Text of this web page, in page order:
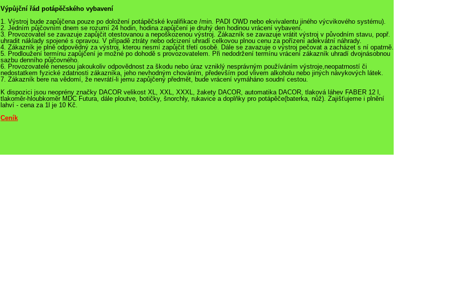
Výpůjční řád potápěčského vybavení
1. Výstroj bude zapůjčena pouze po doložení potápěčské kvalifikace /min. PADI OWD nebo ekvivalentu jiného výcvikového systému).
2. Jedním půjčovním dnem se rozumí 24 hodin, hodina zapůjčení je druhý den hodinou vrácení vybavení.
3. Provozovatel se zavazuje zapůjčit otestovanou a nepoškozenou výstroj. Zákazník se zavazuje vrátit výstroj v původním stavu, popř.
uhradit náklady spojené s opravou. V případě ztráty nebo odcizení uhradí celkovou plnou cenu za pořízení adekvátní náhrady.
4. Zákazník je plně odpovědný za výstroj, kterou nesmí zapůjčit třetí osobě. Dále se zavazuje o výstroj pečovat a zacházet s ní opatrně.
5. Prodloužení termínu zapůjčení je možné po dohodě s provozovatelem. Při nedodržení termínu vrácení zákazník uhradí dvojnásobnou
sazbu denního půjčovného.
6. Provozovatelé nenesou jakoukoliv odpovědnost za škodu nebo úraz vzniklý nesprávným používáním výstroje,neopatrností či
nedostatkem fyzické zdatnosti zákazníka, jeho nevhodným chováním, především pod vlivem alkoholu nebo jiných návykových látek.
7. Zákazník bere na vědomí, že nevrátí-li jemu zapůjčený předmět, bude vrácení vymáháno soudní cestou.
K dispozici jsou neoprény značky DACOR velikost XL, XXL, XXXL, žakety DACOR, automatika DACOR, tlaková láhev FABER 12 l,
tlakoměr-hloubkoměr MDC Futura, dále ploutve, botičky, šnorchly, rukavice a doplňky pro potápěče(baterka, nůž). Zajišťujeme i plnění
lahví - cena za 1l je 10 Kč.
Ceník